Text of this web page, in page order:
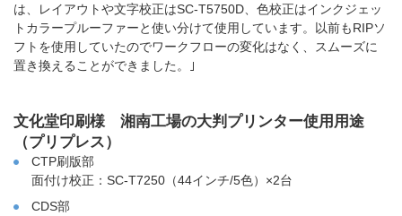
は、レイアウトや文字校正はSC-T5750D、色校正はインクジェッ
トカラープルーファーと使い分けて使用しています。以前もRIPソ
フトを使用していたのでワークフローの変化はなく、スムーズに
置き換えることができました。｣
文化堂印刷様 湘南工場の大判プリンター使用用途
（プリプレス）
CTP刷版部
面付け校正：SC-T7250（44インチ/5色）×2台
CDS部